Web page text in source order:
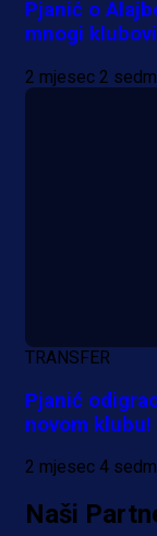
Pjanić o
mnogi
2 mjesec 2
TRANSFER
Pjanić
novom klubu!
2 mjesec 4
Naši